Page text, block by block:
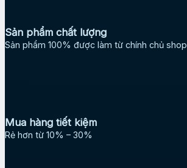
Sản phẩm chất lượng
Sản phẩm 100% được làm từ chính chủ shop
Mua hàng tiết kiệm
Rẻ hơn từ 10% – 30%